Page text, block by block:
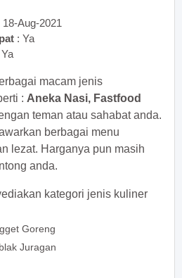
18-Aug-2021
: Ya
macam jenis
: Aneka Nasi, Fastfood
teman atau sahabat anda.
berbagai menu
lezat. Harganya pun masih
anda.
kategori jenis kuliner
Goreng
Juragan